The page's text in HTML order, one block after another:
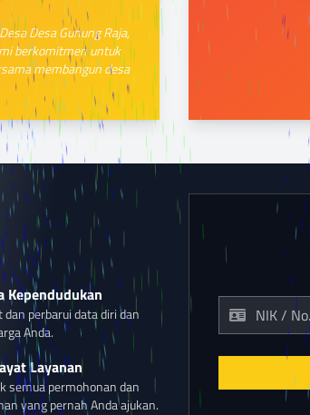
Desa Gunung Raja,
berkomitmen untuk
membangun desa
Kependudukan
dan perbarui data diri dan
Anda.
Layanan
semua permohonan dan
yang pernah Anda ajukan.